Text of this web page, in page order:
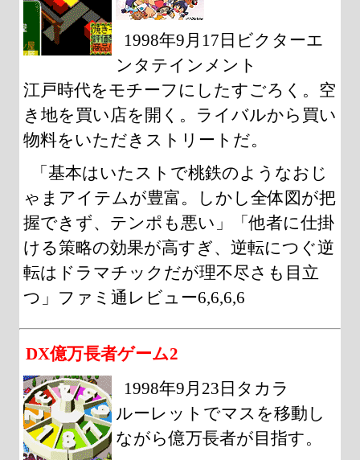
1998年9月17日ビクターエ
ンタテインメント
江戸時代をモチーフにしたすごろく。空
き地を買い店を開く。ライバルから買い
物料をいただきストリートだ。
「基本はいたストで桃鉄のようなおじ
ゃまアイテムが豊富。しかし全体図が把
握できず、テンポも悪い」「他者に仕掛
ける策略の効果が高すぎ、逆転につぐ逆
転はドラマチックだが理不尽さも目立
つ」ファミ通レビュー6,6,6,6
DX億万長者ゲーム2
1998年9月23日タカラ
ルーレットでマスを移動し
ながら億万長者が目指す。